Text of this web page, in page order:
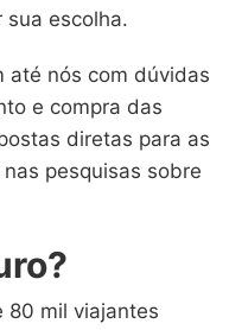
sua escolha.
até nós com dúvidas
e compra das
diretas para as
pesquisas sobre
80 mil viajantes